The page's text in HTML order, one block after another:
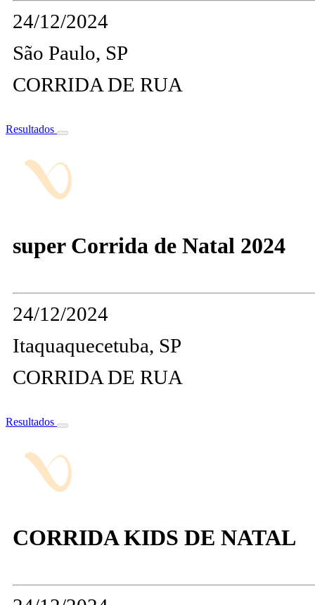
24/12/2024
São Paulo, SP
CORRIDA DE RUA
Resultados
super Corrida de Natal 2024
24/12/2024
Itaquaquecetuba, SP
CORRIDA DE RUA
Resultados
CORRIDA KIDS DE NATAL